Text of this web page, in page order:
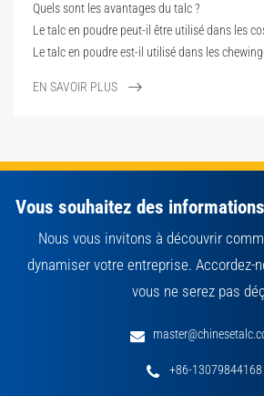
Quels sont les avantages du talc ?
Le talc en poudre peut-il être utilisé dans les
Le talc en poudre est-il utilisé dans les
EN SAVOIR PLUS
Vous souhaitez des
Nous vous invitons à découvrir
dynamiser votre entreprise. Accordez-
vous ne serez pas
+86-13079844168